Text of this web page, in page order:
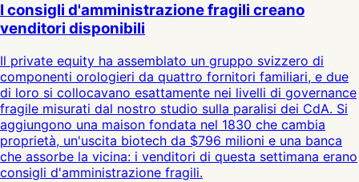
I consigli d'amministrazione fragili creano
venditori disponibili
Il private equity ha assemblato un gruppo svizzero di
componenti orologieri da quattro fornitori familiari, e due
di loro si collocavano esattamente nei livelli di governance
fragile misurati dal nostro studio sulla paralisi dei CdA. Si
aggiungono una maison fondata nel 1830 che cambia
proprietà, un'uscita biotech da $796 milioni e una banca
che assorbe la vicina: i venditori di questa settimana erano
consigli d'amministrazione fragili.